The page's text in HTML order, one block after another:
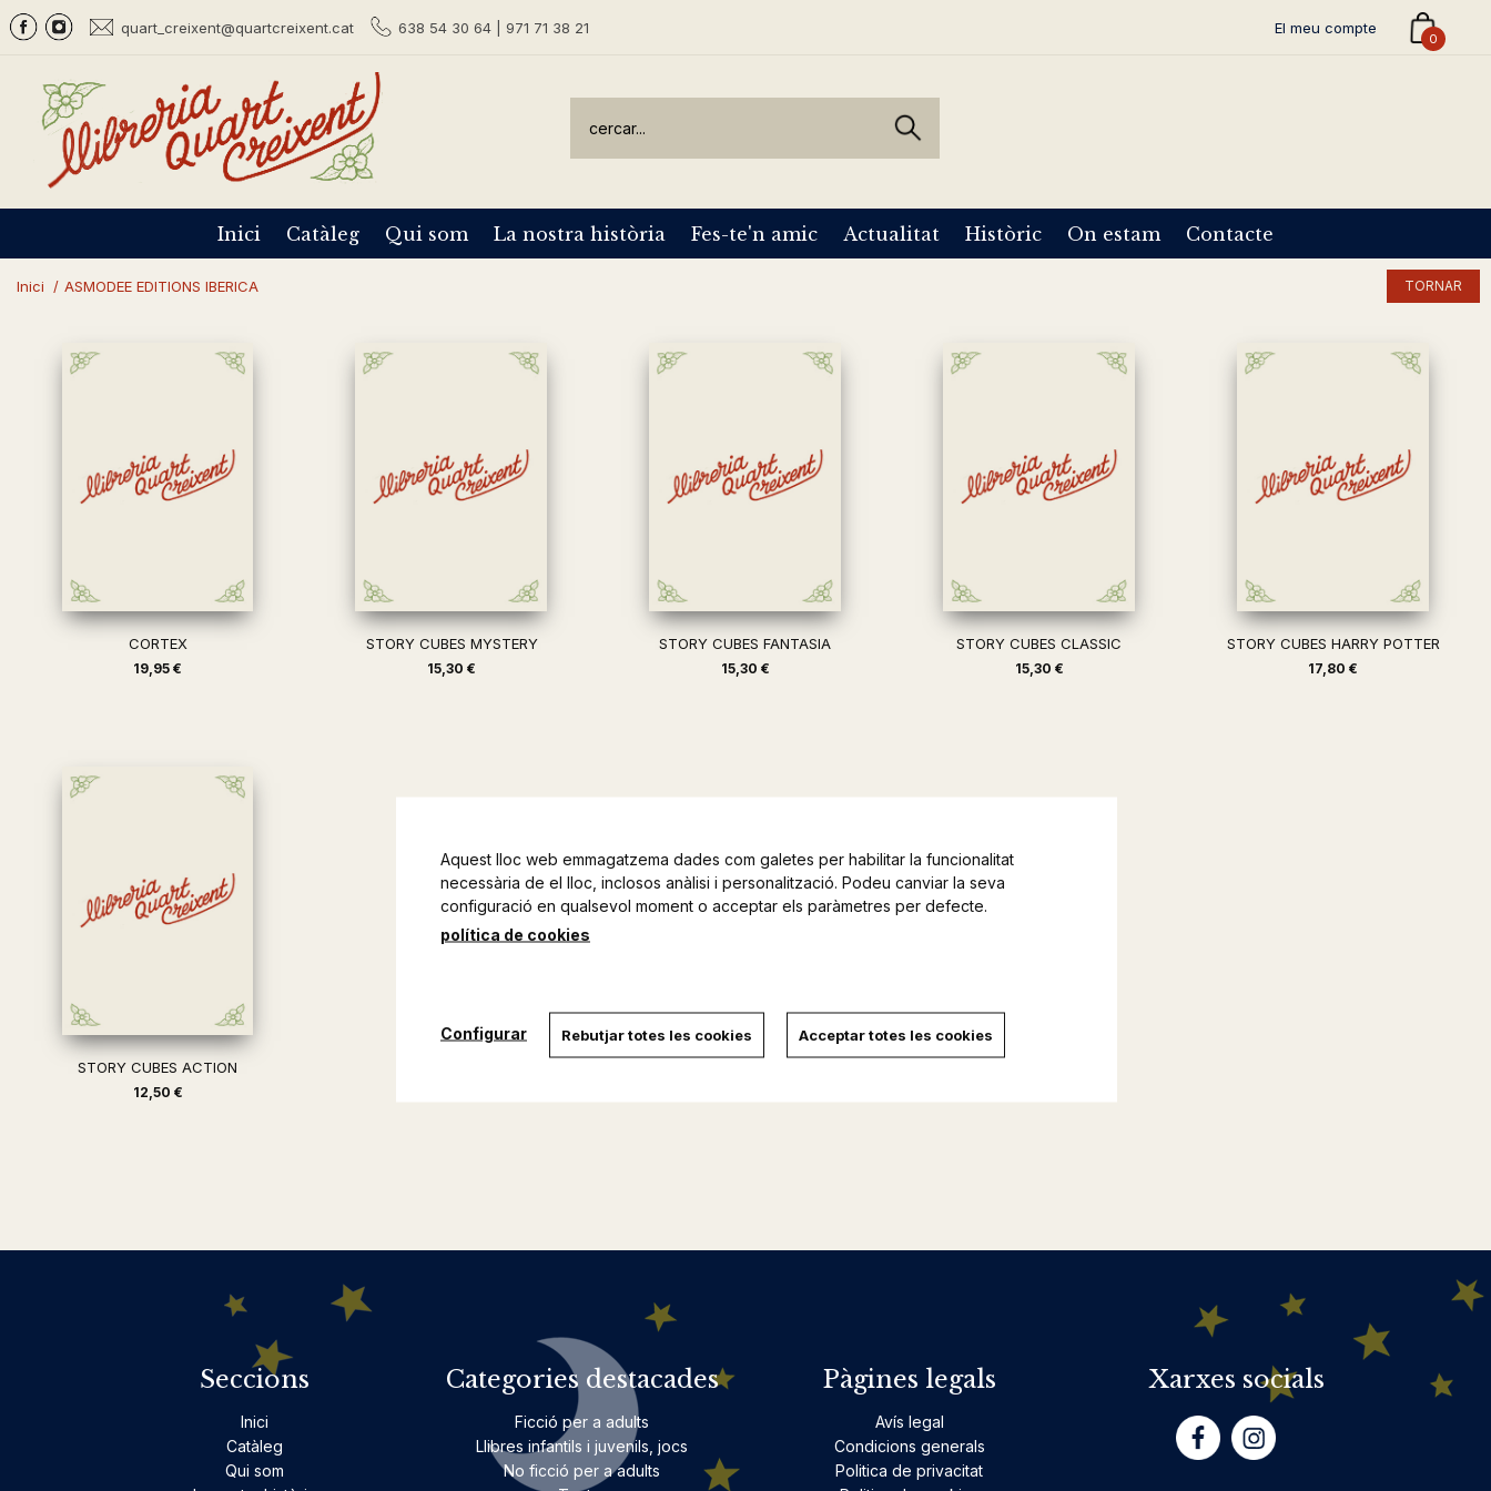
quart_creixent@quartcreixent.cat 638 54 30 64 | 971 71 38 21 El meu compte
0
Inici Catàleg Qui som La nostra història Fes-te'n amic Actualitat Històric On estam Contacte
Inici / ASMODEE EDITIONS IBERICA TORNAR
CORTEX
19,95 €
STORY CUBES MYSTERY
15,30 €
STORY CUBES FANTASIA
15,30 €
STORY CUBES CLASSIC
15,30 €
STORY CUBES HARRY POTTER
17,80 €
STORY CUBES ACTION
12,50 €
Seccions
Inici
Catàleg
Qui som
Categories destacades
Ficció per a adults
Llibres infantils i juvenils, jocs
No ficció per a adults
Pàgines legals
Avís legal
Condicions generals
Politica de privacitat
Xarxes socials
Aquest lloc web emmagatzema dades com galetes per habilitar la funcionalitat
necessària de el lloc, inclosos anàlisi i personalització. Podeu canviar la seva
configuració en qualsevol moment o acceptar els paràmetres per defecte.
política de cookies
Configurar Rebutjar totes les cookies Acceptar totes les cookies